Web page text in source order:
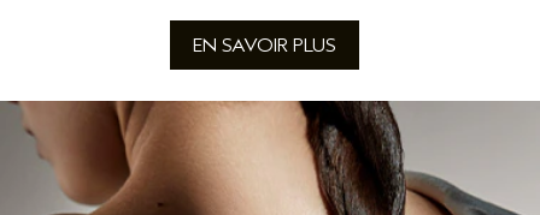
EN SAVOIR PLUS